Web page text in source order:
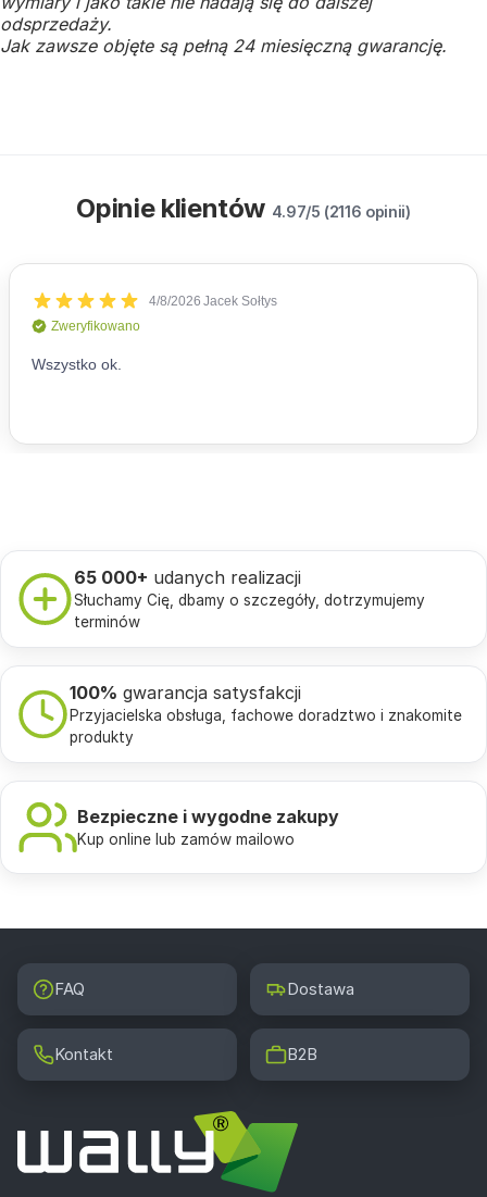
odsprzedaży.
Jak zawsze objęte są pełną 24 miesięczną gwarancję.
Opinie klientów 4.97/5 (2116 opinii)
65 000+ udanych realizacji
Słuchamy Cię, dbamy o szczegóły, dotrzymujemy
terminów
100% gwarancja satysfakcji
Przyjacielska obsługa, fachowe doradztwo i znakomite
produkty
Bezpieczne i wygodne zakupy
Kup online lub zamów mailowo
FAQ Dostawa
Kontakt B2B